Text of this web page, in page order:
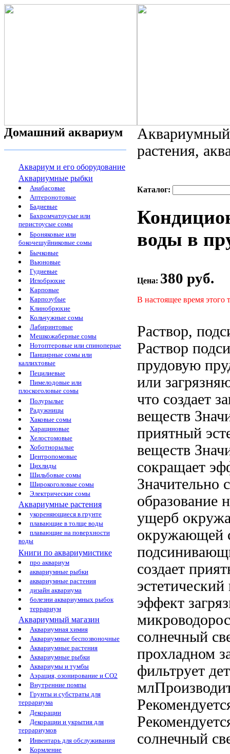
Домашний аквариум
Аквариум и его оборудование
Аквариумные рыбки
Анабасовые
Аптеронотовые
Бадиевые
Бахромчатоусые или
перистоусые сомы
Броняковые или
бокочешуйниковые сомы
Бычковые
Вьюновые
Гудиевые
Иглобрюхие
Карповые
Карпозубые
Клинобрюхие
Кольчужные сомы
Лабиринтовые
Мешкожаберные сомы
Нотоптеровые или спиноперые
Панцирные сомы или
каллихтовые
Пецилиевые
Пимелодовые или
плоскоголовые сомы
Полурылые
Радужницы
Хаковые сомы
Харациновые
Хелостомовые
Хоботнорылые
Центропомовые
Цихлиды
Шильбовые сомы
Широкоголовые сомы
Электрические сомы
Аквариумные растения
укореняющиеся в грунте
плавающие в толще воды
плавающие на поверхности
воды
Книги по аквариумистике
про аквариум
аквариумные рыбки
аквариумные растения
дизайн аквариума
болезни аквариумных рыбок
террариум
Аквариумный магазин
Аквариумная химия
Аквариумные беспозвоночные
Аквариумные растения
Аквариумные рыбки
Аквариумы и тумбы
Аэрация, озонирование и CO2
Внутренние помпы
Грунты и субстраты для
террариума
Декорации
Декорации и укрытия для
террариумов
Инвентарь для обслуживания
Кормление
растения,
Каталог:
воды в
Цена: 380 руб.
В настоящее время этого
Раствор,
Раствор
прудовую
или
что создает
веществ
приятный
веществ
сокращает
Значительно
образование
ущерб
окружающей
создает
эстетический
эффект
солнечный
прохладном
фильтрует
солнечный